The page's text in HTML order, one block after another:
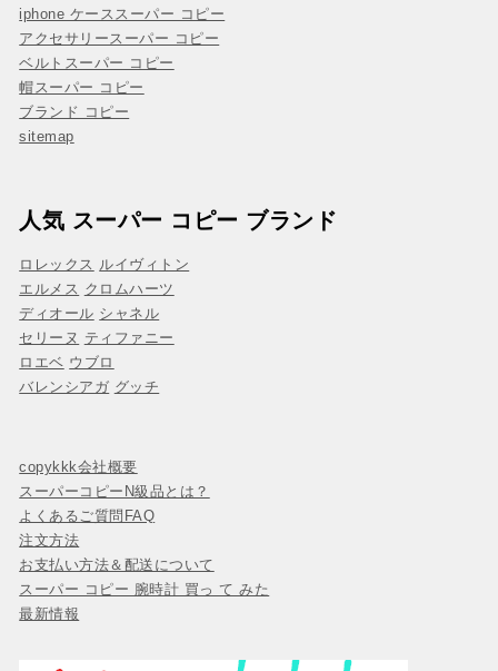
iphone ケーススーパー コピー
アクセサリースーパー コピー
ベルトスーパー コピー
帽スーパー コピー
ブランド コピー
sitemap
人気 スーパー コピー ブランド
ロレックス ルイヴィトン
エルメス クロムハーツ
ディオール シャネル
セリーヌ ティファニー
ロエベ ウブロ
バレンシアガ グッチ
copykkk会社概要
スーパーコピーN級品とは？
よくあるご質問FAQ
注文方法
お支払い方法＆配送について
スーパー コピー 腕時計 買っ て みた
最新情報